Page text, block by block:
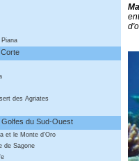
des Agriates
du Sud-Ouest
et le Monte d'Oro
de Sagone